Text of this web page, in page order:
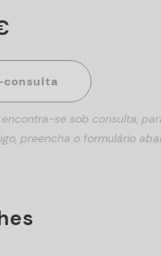
consulta
se sob consulta,
preencha o formulário